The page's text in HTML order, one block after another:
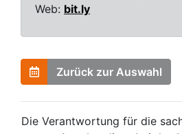
Web: bit.ly
Zurück zur Auswahl
Die Verantwortung für die